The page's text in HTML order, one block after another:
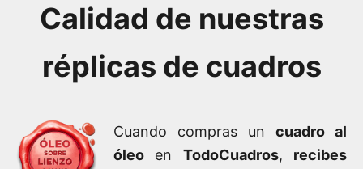
Calidad de nuestras
réplicas de cuadros
Cuando compras un cuadro al
óleo en TodoCuadros, recibes